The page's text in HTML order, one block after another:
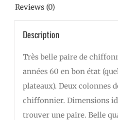
Reviews (0)
Description
Très belle paire de
années 60 en bon état
plateaux). Deux colonnes
chiffonnier. Dimensions
trouver une paire. Belle